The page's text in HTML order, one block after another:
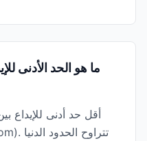
ما هو الحد الأدنى
أقل حد أدنى للإيداع